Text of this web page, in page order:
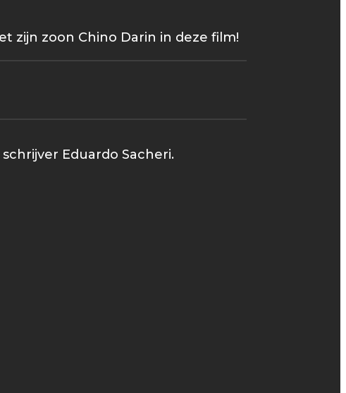
zijn zoon Chino Darin in deze film!
Eduardo Sacheri.